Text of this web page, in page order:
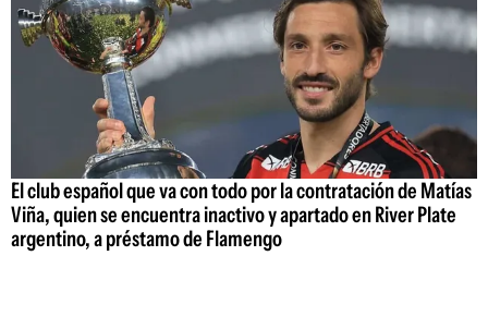
El club español que va con todo por la contratación de Matías
Viña, quien se encuentra inactivo y apartado en River Plate
argentino, a préstamo de Flamengo